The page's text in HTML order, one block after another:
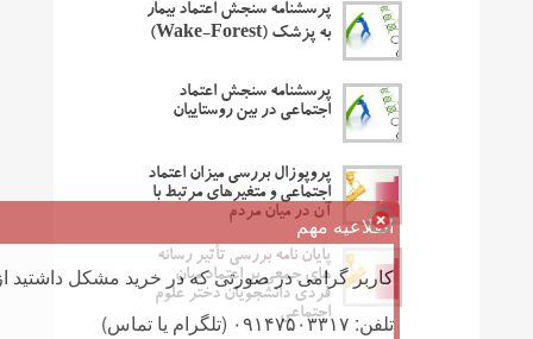
پرسشنامه سنجش اعتماد بیمار
به پزشک (Wake-Forest)
پرسشنامه سنجش اعتماد
اجتماعی در بین روستاییان
پروپوزال بررسی میزان اعتماد
اجتماعی و متغیرهای مرتبط با
آن در میان مردم
پایان نامه بررسی تأثیر رسانه
های جمعی بر اعتماد میان
فردی دانشجویان دختر علوم
اجتماعی
اطلاعیه مهم
کاربر گرامی در صورتی که در خرید مشکل داشتید
تلفن: ۰۹۱۴۷۵۰۳۳۱۷ (تلگرام یا تماس)